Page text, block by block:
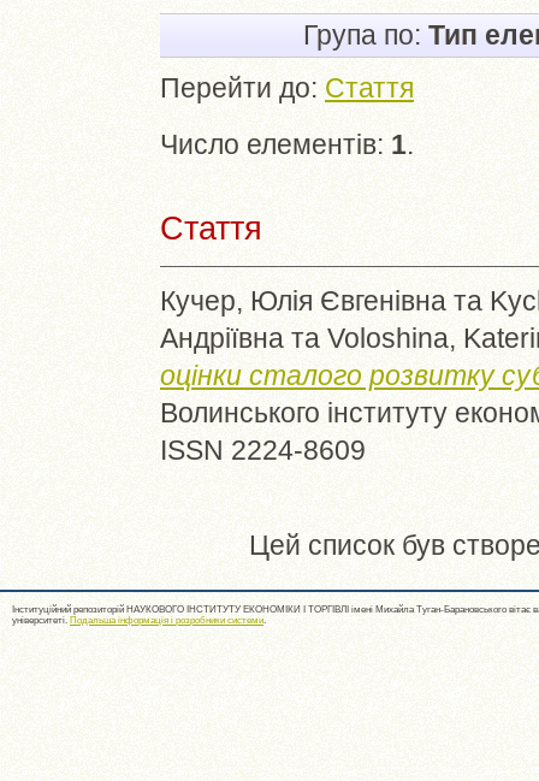
Група по: Тип
Перейти до: Стаття
Число елементів: 1.
Стаття
Кучер, Юлія Євгенівна та
Андріївна та Voloshina,
оцінки сталого розвитку
Волинського інституту
ISSN 2224-8609
Цей список був
Інституційний репозиторій НАУКОВОГО ІНСТИТУТУ ЕКОНОМІКИ І ТОРГІВЛІ імені Михайла Туган-Барановського вітає
університеті. Подальша інформація і розробники системи